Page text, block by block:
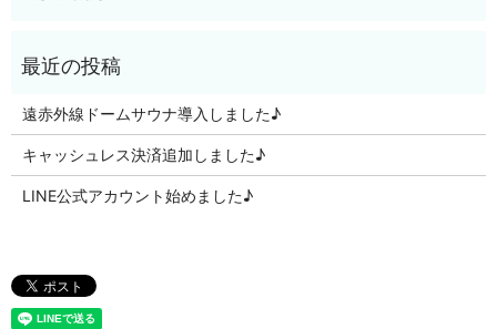
遠赤外線ドームサウナ導入しました♪
キャッシュレス決済追加しました♪
LINE公式アカウント始めました♪